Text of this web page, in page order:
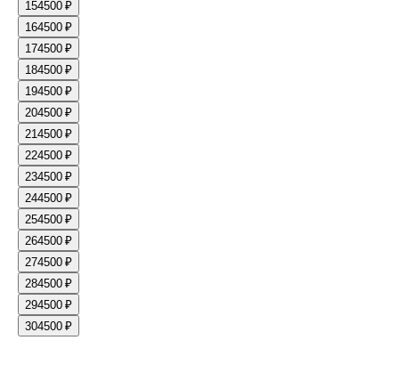
154500 ₽
164500 ₽
174500 ₽
184500 ₽
194500 ₽
204500 ₽
214500 ₽
224500 ₽
234500 ₽
244500 ₽
254500 ₽
264500 ₽
274500 ₽
284500 ₽
294500 ₽
304500 ₽